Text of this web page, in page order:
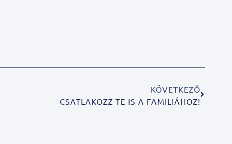
KÖVETKEZŐ
CSATLAKOZZ TE IS A FAMILIÁHOZ!